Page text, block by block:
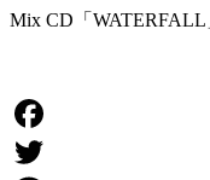
Mix CD「
Facebook